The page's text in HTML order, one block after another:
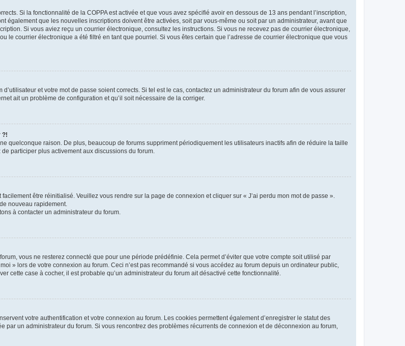
Si la fonctionnalité de la COPPA est activée et que vous avez spécifié avoir en dessous de 13 ans pendant l’inscription,
également que les nouvelles inscriptions doivent être activées, soit par vous-même ou soit par un administrateur, avant que
Si vous aviez reçu un courrier électronique, consultez les instructions. Si vous ne recevez pas de courrier électronique,
le courrier électronique a été filtré en tant que pourriel. Si vous êtes certain que l’adresse de courrier électronique que vous
et votre mot de passe soient corrects. Si tel est le cas, contactez un administrateur du forum afin de vous assurer
ait un problème de configuration et qu’il soit nécessaire de la corriger.
?!
quelconque raison. De plus, beaucoup de forums suppriment périodiquement les utilisateurs inactifs afin de réduire la taille
participer plus activement aux discussions du forum.
être réinitialisé. Veuillez vous rendre sur la page de connexion et cliquer sur « J’ai perdu mon mot de passe ».
nouveau rapidement.
à contacter un administrateur du forum.
vous ne resterez connecté que pour une période prédéfinie. Cela permet d’éviter que votre compte soit utilisé par
» lors de votre connexion au forum. Ceci n’est pas recommandé si vous accédez au forum depuis un ordinateur public,
cette case à cocher, il est probable qu’un administrateur du forum ait désactivé cette fonctionnalité.
votre authentification et votre connexion au forum. Les cookies permettent également d’enregistrer le statut des
par un administrateur du forum. Si vous rencontrez des problèmes récurrents de connexion et de déconnexion au forum,